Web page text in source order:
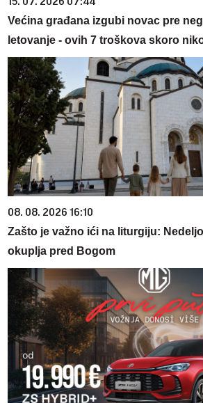
Većina građana izgubi novac pre
letovanje - ovih 7 troškova skoro
08. 08. 2026 16:10
Zašto je važno ići na liturgiju:
okuplja pred Bogom